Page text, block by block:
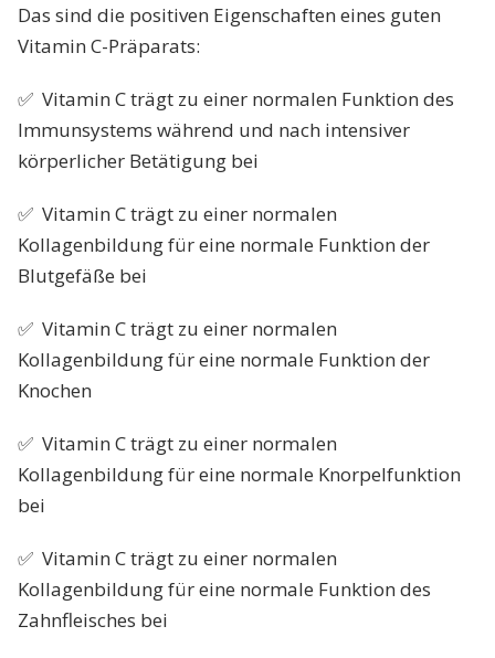
Das sind die positiven Eigenschaften eines guten
Vitamin C-Präparats:
✅ Vitamin C trägt zu einer normalen Funktion des
Immunsystems während und nach intensiver
körperlicher Betätigung bei
✅ Vitamin C trägt zu einer normalen
Kollagenbildung für eine normale Funktion der
Blutgefäße bei
✅ Vitamin C trägt zu einer normalen
Kollagenbildung für eine normale Funktion der
Knochen
✅ Vitamin C trägt zu einer normalen
Kollagenbildung für eine normale Knorpelfunktion
bei
✅ Vitamin C trägt zu einer normalen
Kollagenbildung für eine normale Funktion des
Zahnfleisches bei